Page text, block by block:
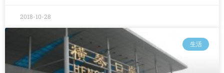
2018-10-28
生活